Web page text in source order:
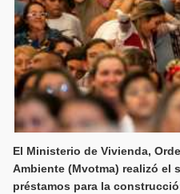
El Ministerio de Vivienda,
Ambiente (Mvotma) realizó el
préstamos para la